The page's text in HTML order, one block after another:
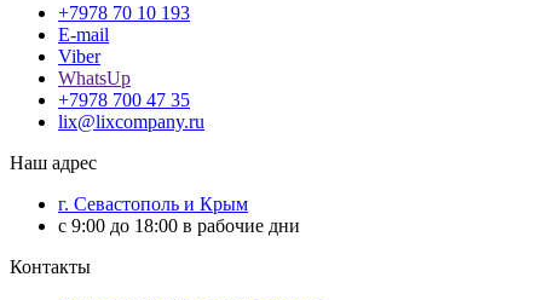
+7978 70 10 193
E-mail
Viber
WhatsUp
+7978 700 47 35
lix@lixcompany.ru
Наш адрес
г. Севастополь и Крым
с 9:00 до 18:00 в рабочие дни
Контакты